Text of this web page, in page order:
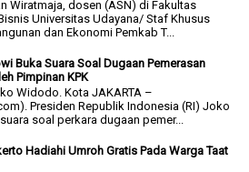
Wiratmaja, dosen (ASN) di Fakultas
Universitas Udayana/ Staf Khusus
dan Ekonomi Pemkab T...
Buka Suara Soal Dugaan Pemerasan
Pimpinan KPK
Widodo. Kota JAKARTA –
Presiden Republik Indonesia (RI) Joko
soal perkara dugaan pemer...
Hadiahi Umroh Gratis Pada Warga Taat